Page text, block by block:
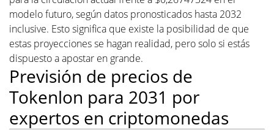
modelo futuro, según datos pronosticados hasta 2032
inclusive. Esto significa que existe la posibilidad de que
estas proyecciones se hagan realidad, pero solo si estás
dispuesto a apostar en grande.
Previsión de precios de
Tokenlon para 2031 por
expertos en criptomonedas